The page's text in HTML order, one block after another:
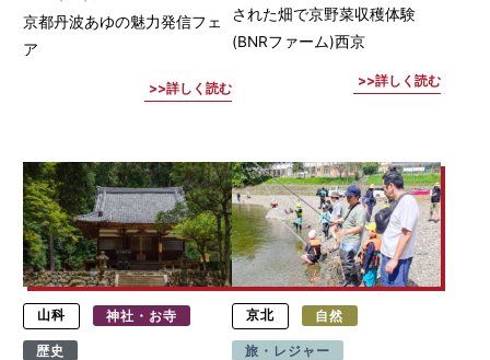
京都丹波あゆの魅力発信フェ
ア
詳しく読む
された畑で京野菜収穫体験
(BNRファーム)西京
詳しく読む
山科 神社・お寺
歴史
京北 自然
旅・レジャー